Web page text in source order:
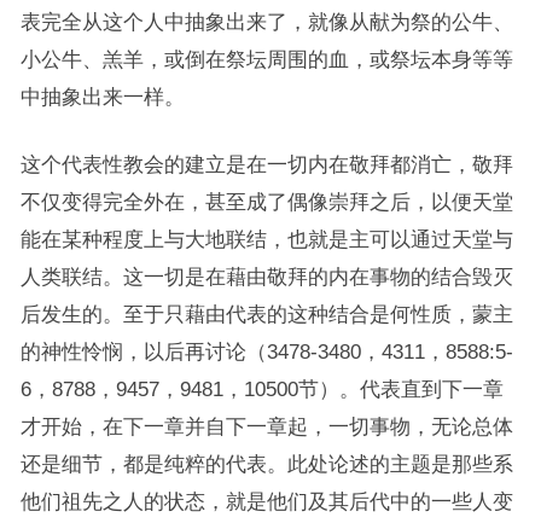
表完全从这个人中抽象出来了，就像从献为祭的公牛、
小公牛、羔羊，或倒在祭坛周围的血，或祭坛本身等等
中抽象出来一样。
这个代表性教会的建立是在一切内在敬拜都消亡，敬拜
不仅变得完全外在，甚至成了偶像崇拜之后，以便天堂
能在某种程度上与大地联结，也就是主可以通过天堂与
人类联结。这一切是在藉由敬拜的内在事物的结合毁灭
后发生的。至于只藉由代表的这种结合是何性质，蒙主
的神性怜悯，以后再讨论（3478-3480，4311，8588:5-
6，8788，9457，9481，10500节）。代表直到下一章
才开始，在下一章并自下一章起，一切事物，无论总体
还是细节，都是纯粹的代表。此处论述的主题是那些系
他们祖先之人的状态，就是他们及其后代中的一些人变